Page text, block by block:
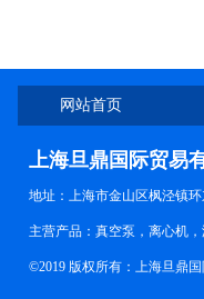
网站首页
上海旦鼎国际贸易
地址：上海市金山区枫泾镇
主营产品：真空泵，离心机
©2019 版权所有：上海旦鼎